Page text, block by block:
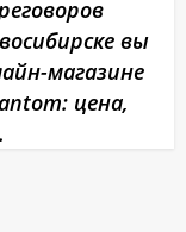
вы
магазине
цена,